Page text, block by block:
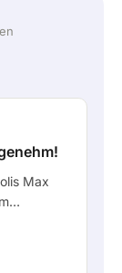
Max
gut